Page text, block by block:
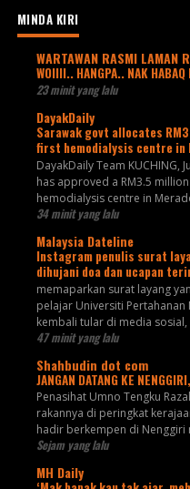
MINDA KIRI
WARTAWAN RASMI LAMAN
WOIIII.. HANGPA.. NAK
23 minit yang lalu
DayakDaily
Sarawak govt allocates
first hemodialysis centre
DayakDaily Team KUCHING,
has approved a RM3.5
hemodialysis centre in
34 minit yang lalu
Malaysia Dateline
Instagram penulis surat
dihujani doa dan ucapan
memaparkan surat layang
pelajar Universiti Pertahanan
kembali tular di media sosial,
47 minit yang lalu
Shahbudin dot com
JANGAN DATANG KE
Penasihat Umno Tengku
rakannya di peringkat
hadir berkempen di Nenggiri
Sejam yang lalu
MH Daily